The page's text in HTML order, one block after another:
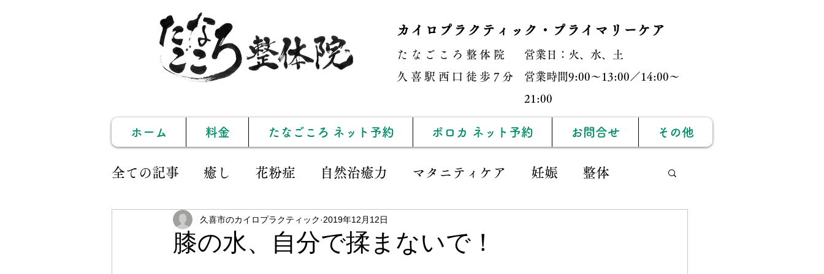
カイロプラクティック・プライマリーケア
営業日：火、水、土
営業時間9:00〜13:00／14:00〜
21:00
たなごころ整体院
​久喜駅西口徒歩7分
ホーム 料金 たなごころ ネット予約 ポロカ ネット予約 お問合せ その他
全ての記事 癒し 花粉症 自然治癒力 マタニティケア 妊娠 整体
姿勢矯正 肩こり 子供の姿勢矯正
膝の水、自分で揉まないで！
久喜市のカイロプラクティック 2019年12月12日